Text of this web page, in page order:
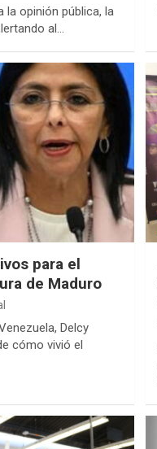
la opinión pública, la
al…
para el
de Maduro
Delcy
cómo vivió el